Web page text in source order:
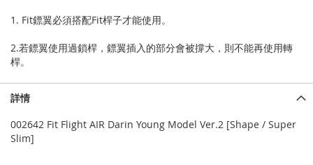
1. Fit鏢翼必須搭配Fit桿子才能使用。
2.若鏢翼使用過鎖桿，鏢翼插入的部分會被撐大，則不能再使用轉
桿。
詳情
002642 Fit Flight AIR Darin Young Model Ver.2 [Shape / Super
Slim]